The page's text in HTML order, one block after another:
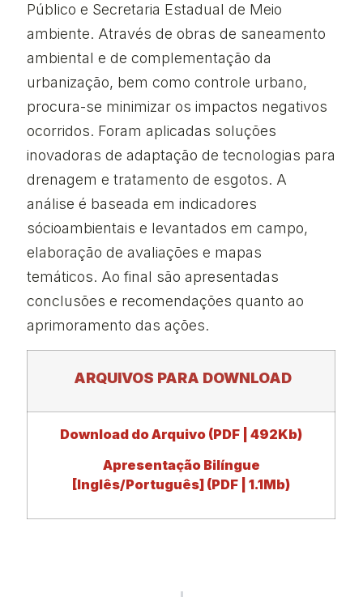
Público e Secretaria Estadual de Meio
ambiente. Através de obras de saneamento
ambiental e de complementação da
urbanização, bem como controle urbano,
procura-se minimizar os impactos negativos
ocorridos. Foram aplicadas soluções
inovadoras de adaptação de tecnologias para
drenagem e tratamento de esgotos. A
análise é baseada em indicadores
sócioambientais e levantados em campo,
elaboração de avaliações e mapas
temáticos. Ao final são apresentadas
conclusões e recomendações quanto ao
aprimoramento das ações.
ARQUIVOS PARA DOWNLOAD
Download do Arquivo (PDF | 492Kb)
Apresentação Bilíngue
[Inglês/Português] (PDF | 1.1Mb)